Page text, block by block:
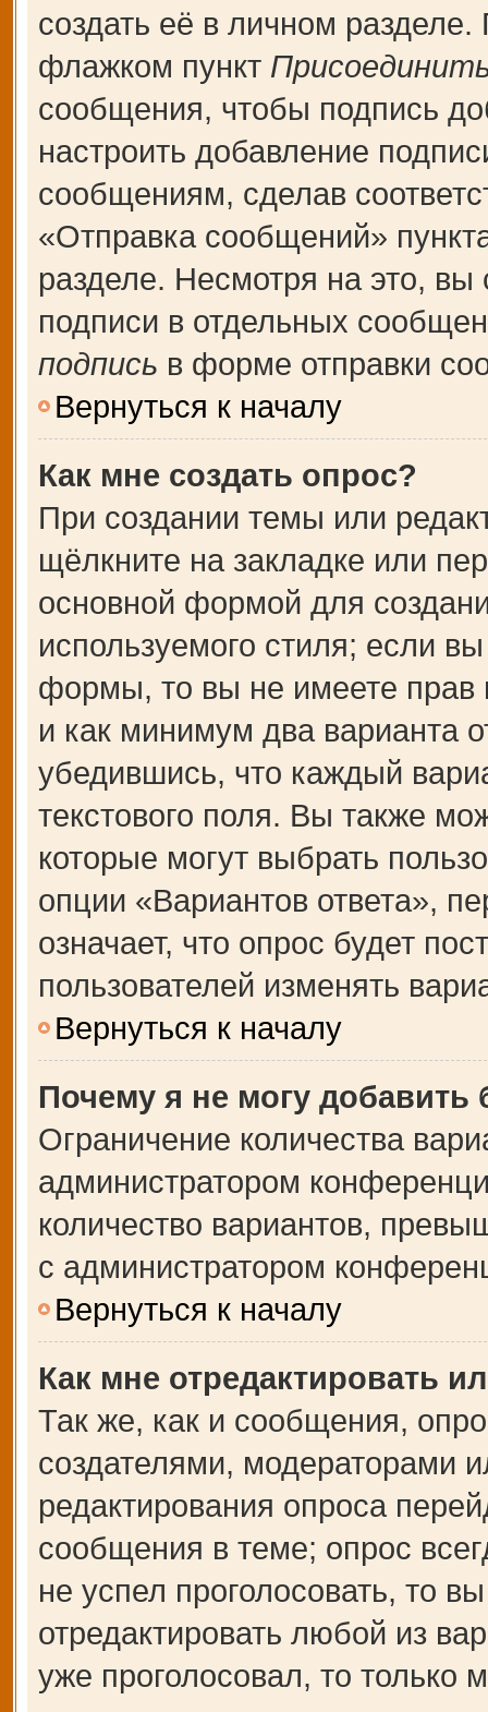
создать её в личном
флажком пункт
сообщения, чтобы подпись
настроить добавление
сообщениям, сделав
«Отправка сообщений»
разделе. Несмотря на это,
подписи в отдельных
подпись в форме отправки
Вернуться к началу
Как мне создать опрос?
При создании темы или
щёлкните на закладке или
основной формой для
используемого стиля; если
формы, то вы не имеете прав
и как минимум два варианта
убедившись, что каждый
текстового поля. Вы также
которые могут выбрать
опции «Вариантов ответа»,
означает, что опрос будет
пользователей изменять
Вернуться к началу
Почему я не могу добавить
Ограничение количества
администратором
количество вариантов,
с администратором
Вернуться к началу
Как мне отредактировать
Так же, как и сообщения,
создателями, модераторами
редактирования опроса
сообщения в теме; опрос
не успел проголосовать, то
отредактировать любой из
уже проголосовал, то только